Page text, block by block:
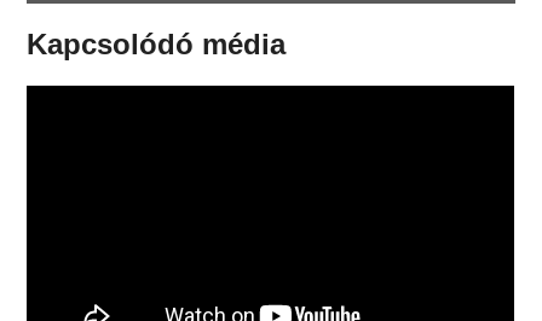
Kapcsolódó média